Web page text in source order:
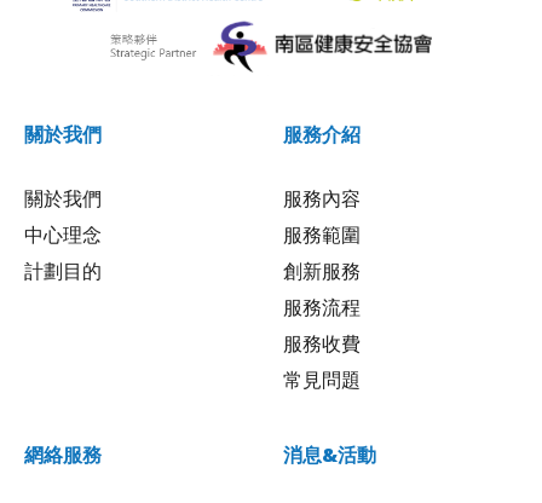
關於我們
關於我們
中心理念
計劃目的
服務介紹
服務內容
服務範圍
創新服務
服務流程
服務收費
常見問題
網絡服務 消息&活動